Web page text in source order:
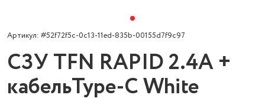
Артикул: #52f72f5c-0c13-11ed-835b-00155d7f9c97
СЗУ TFN RAPID 2.4A +
кабельType-C White